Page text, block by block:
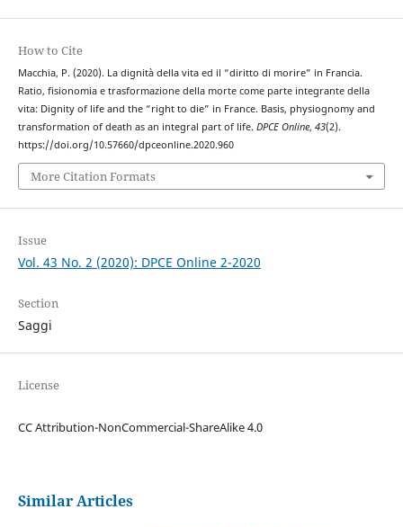
How to Cite
Macchia, P. (2020). La dignità della vita ed il “diritto di morire” in Francia.
Ratio, fisionomia e trasformazione della morte come parte integrante della
vita: Dignity of life and the “right to die” in France. Basis, physiognomy and
transformation of death as an integral part of life. DPCE Online, 43(2).
https://doi.org/10.57660/dpceonline.2020.960
More Citation Formats
Issue
Vol. 43 No. 2 (2020): DPCE Online 2-2020
Section
Saggi
License
CC Attribution-NonCommercial-ShareAlike 4.0
Similar Articles